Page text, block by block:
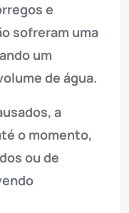
e
sofreram uma
um
de água.
a
o momento,
ou de